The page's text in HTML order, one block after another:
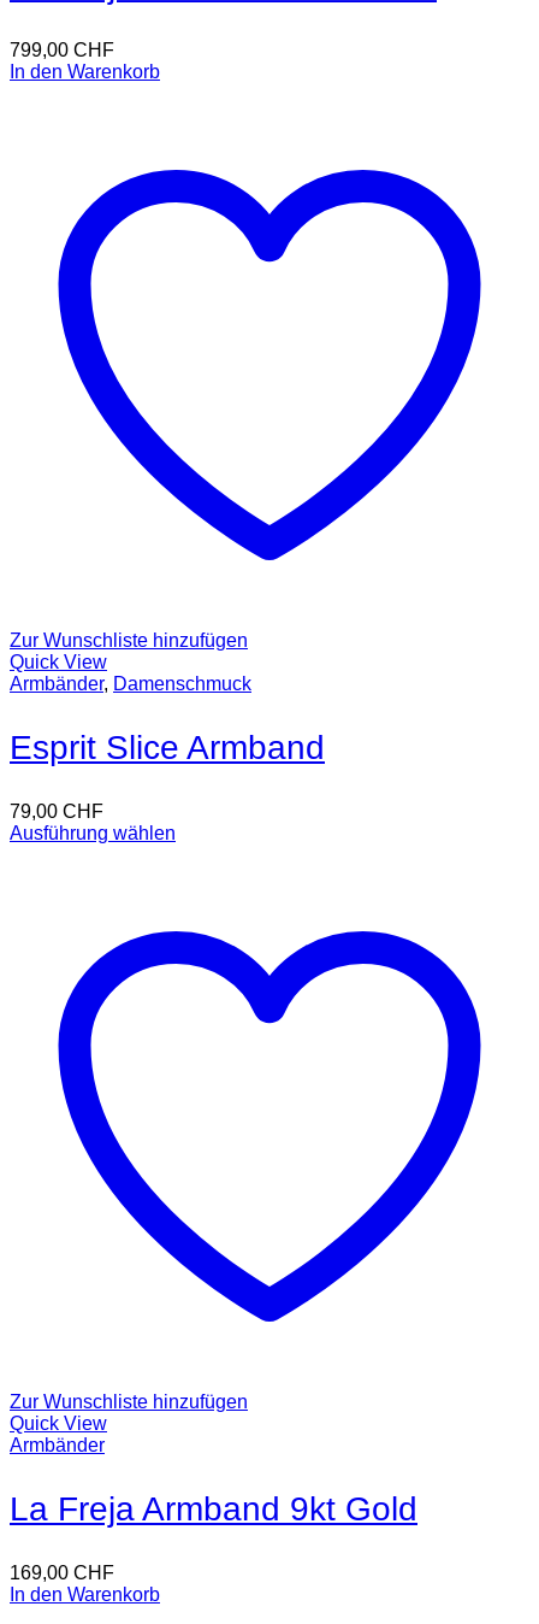
799,00 CHF
In den Warenkorb
Zur Wunschliste hinzufügen
Quick View
Armbänder, Damenschmuck
Esprit Slice Armband
79,00 CHF
Ausführung wählen
Zur Wunschliste hinzufügen
Quick View
Armbänder
La Freja Armband 9kt Gold
169,00 CHF
In den Warenkorb